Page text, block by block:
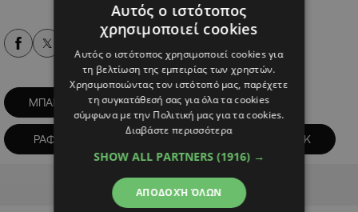
ΜΠΑΡΣΕΛΟΝΑ ΠΡΩΤΑΘΛΗΜΑ
ΡΑΦΙΝΙΑ ΥΠΟΣΧΕΣΗ ΧΑΝΣΙ ΦΛΙΚ
Advertisement
Αυτός ο ιστότοπος
χρησιμοποιεί cookies
Αυτός ο ιστότοπος χρησιμοποιεί cookies για
τη βελτίωση της εμπειρίας των χρηστών.
Χρησιμοποιώντας τον ιστότοπό μας, παρέχετε
τη συγκατάθεσή σας για όλα τα cookies
σύμφωνα με την Πολιτική μας για τα cookies.
Διαβάστε περισσότερα
SHOW ALL PARTNERS (1916) →
ΑΠΟΔΟΧΉ ΌΛΩΝ